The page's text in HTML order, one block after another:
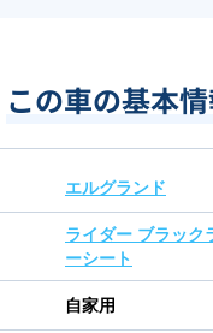
この車の基本
エルグランド
ライダー ブラック
ーシート
自家用